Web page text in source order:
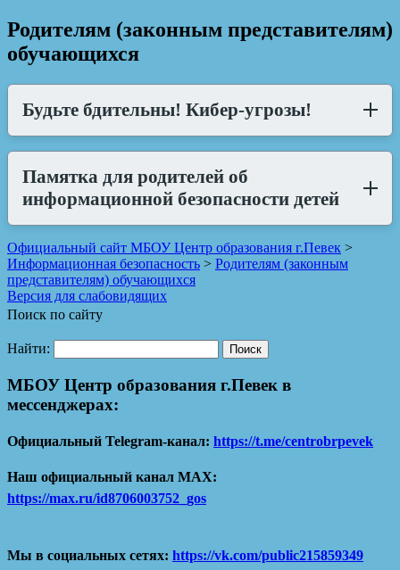
Родителям (законным представителям)
обучающихся
Будьте бдительны! Кибер-угрозы!
Памятка для родителей об
информационной безопасности детей
Официальный сайт МБОУ Центр образования г.Певек >
Информационная безопасность > Родителям (законным
представителям) обучающихся
Версия для слабовидящих
Поиск по сайту
Найти:
МБОУ Центр образования г.Певек в
мессенджерах:
Официальный Telegram-канал: https://t.me/centrobrpevek
Наш официальный канал MAX:
https://max.ru/id8706003752_gos
Мы в социальных сетях: https://vk.com/public215859349